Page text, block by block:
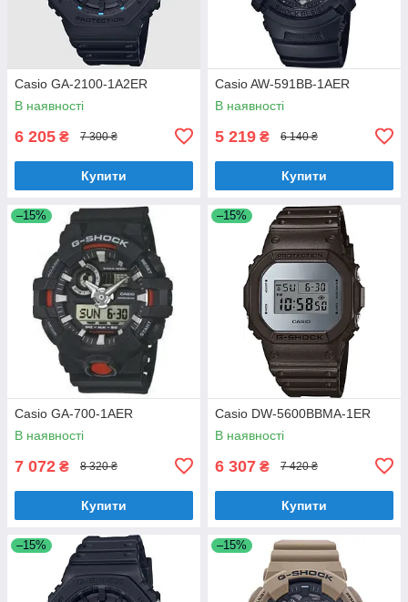
Casio GA-2100-1A2ER
В наявності
6 205 ₴ 7 300 ₴
Купити
Casio AW-591BB-1AER
В наявності
5 219 ₴ 6 140 ₴
Купити
–15%
Casio GA-700-1AER
В наявності
7 072 ₴ 8 320 ₴
Купити
–15%
Casio DW-5600BBMA-1ER
В наявності
6 307 ₴ 7 420 ₴
Купити
–15% –15%